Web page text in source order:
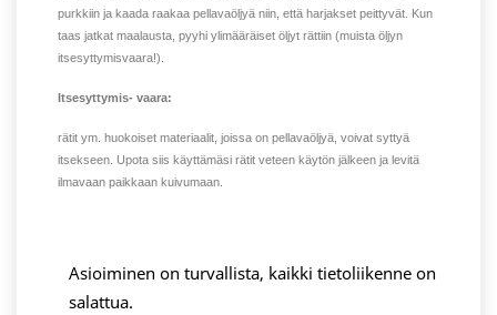
purkkiin ja kaada raakaa pellavaöljyä niin, että harjakset peittyvät. Kun
taas jatkat maalausta, pyyhi ylimääräiset öljyt rättiin (muista öljyn
itsesyttymisvaara!).
Itsesyttymis- vaara:
rätit ym. huokoiset materiaalit, joissa on pellavaöljyä, voivat syttyä
itsekseen. Upota siis käyttämäsi rätit veteen käytön jälkeen ja levitä
ilmavaan paikkaan kuivumaan.
Asioiminen on turvallista, kaikki tietoliikenne on
salattua.